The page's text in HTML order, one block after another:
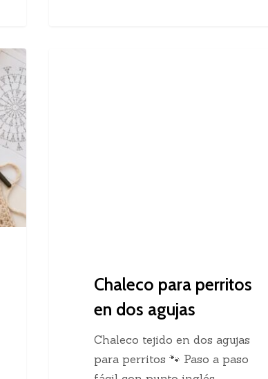
Chaleco para perritos
en dos agujas
Chaleco tejido en dos agujas
para perritos 🐾 Paso a paso